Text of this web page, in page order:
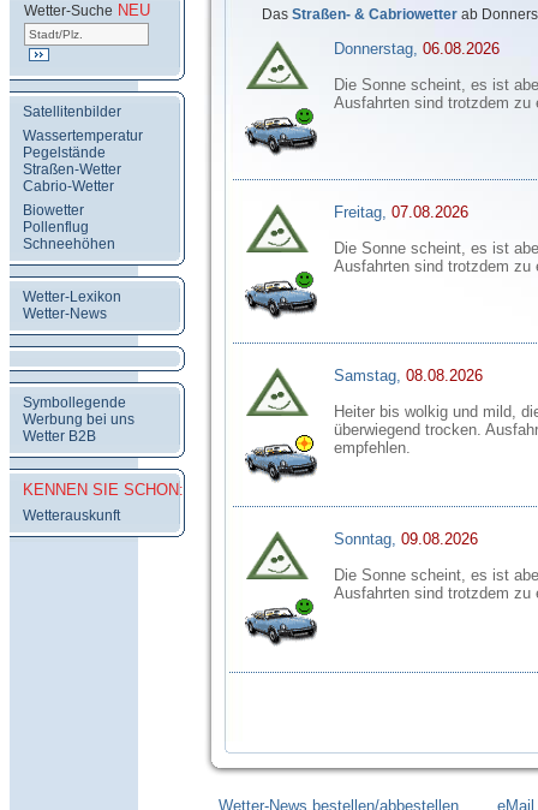
Wetter-Suche NEU
Satellitenbilder
Wassertemperatur
Pegelstände
Straßen-Wetter
Cabrio-Wetter
Biowetter
Pollenflug
Schneehöhen
Wetter-Lexikon
Wetter-News
Symbollegende
Werbung bei uns
Wetter B2B
KENNEN SIE SCHON:
Wetterauskunft
Das Straßen- & Cabriowetter ab
Donnerstag, 06.08.2026
Die Sonne scheint, es ist
Ausfahrten sind trotzdem zu
Freitag, 07.08.2026
Die Sonne scheint, es ist
Ausfahrten sind trotzdem zu
Samstag, 08.08.2026
Heiter bis wolkig und mild,
überwiegend trocken.
empfehlen.
Sonntag, 09.08.2026
Die Sonne scheint, es ist
Ausfahrten sind trotzdem zu
Wetter-News bestellen/abbestellen eMail